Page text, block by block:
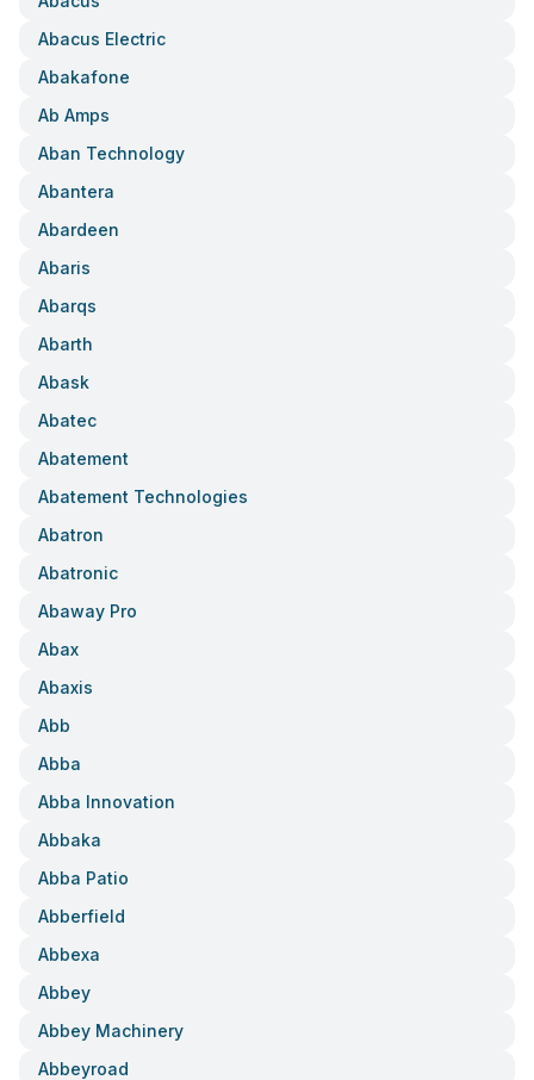
Abacus Electric
Abakafone
Ab Amps
Aban Technology
Abantera
Abardeen
Abaris
Abarqs
Abarth
Abask
Abatec
Abatement
Abatement Technologies
Abatron
Abatronic
Abaway Pro
Abax
Abaxis
Abb
Abba
Abba Innovation
Abbaka
Abba Patio
Abberfield
Abbexa
Abbey
Abbey Machinery
Abbeyroad